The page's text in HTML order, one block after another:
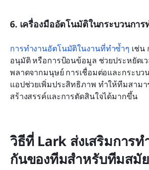
6. เครื่องมืออัตโนมัติในกระบวนการ
การทำงานอัตโนมัติในงานที่ทำซ้ำๆ เช่น
อนุมัติ หรือการป้อนข้อมูล ช่วยประหยัดเ
พลาดจากมนุษย์ การเชื่อมต่อและกระบว
แอปช่วยเพิ่มประสิทธิภาพ ทำให้ทีมสามา
สร้างสรรค์และการตัดสินใจได้มากขึ้น
วิธีที่ Lark ส่งเสริมการท
กันของทีมสำหรับทีมสมั